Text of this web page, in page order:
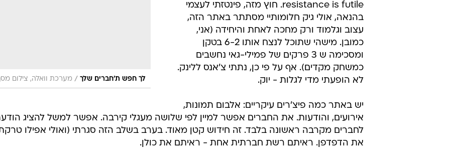
לך חפש ת'חברים שלך / מערכת וואלה, צילום
resistance is futile. חוץ מזה, פינטזתי לעצמי
בהנאה, אולי גיק חלומותיי מסתתר באתר הזה,
עצוב וגלמוד ורק מחכה לאחת והיחידה (אני,
כמובן. מישהי שתוכל לנצח אותו 6-2 בטקן
ומסכימה ש 3 פרקים של פמילי-גאי נחשבים
כמשחק מקדים). אף על פי כן, נתתי צ'אנס ללינק.
לא הופעתי מדי לגלות - יוק.
יש באתר כמה פיצ'רים עיקריים: אלבום תמונות,
אירועים, והודעות. את החברים אפשר למיין לפי שלושה מעגלי קירבה. אפשר למשל להציג
לחברים מקרבה ראשונה בלבד. זה חידוש קטן מאוד. בערב בשלב הזה סגרתי (ואולי אפילו
את הדפדפן. ראיתם רשת חברתית אחת - ראיתם את כולן.